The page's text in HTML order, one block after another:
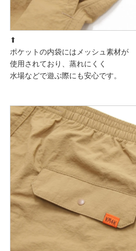
⬆︎
ポケットの内袋にはメッシュ素材が
使用されており、蒸れにくく
水場などで遊ぶ際にも安心です。